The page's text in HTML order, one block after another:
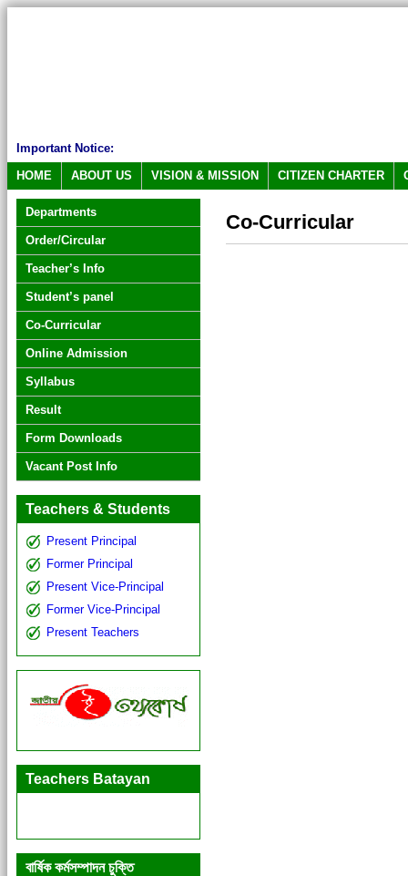
Important Notice:
HOME
ABOUT US VISION & MISSION CITIZEN CHARTER
Departments
Order/Circular
Teacher’s Info
Student’s panel
Co-Curricular
Online Admission
Syllabus
Result
Form Downloads
Vacant Post Info
Teachers & Students
Present Principal
Former Principal
Present Vice-Principal
Former Vice-Principal
Present Teachers
Teachers Batayan
বার্ষিক কর্মসম্পাদন চুক্তি
Co-Curricular